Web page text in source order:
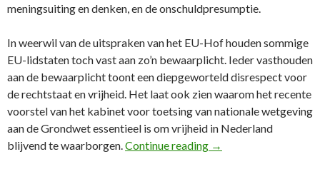
meningsuiting en denken, en de onschuldpresumptie.
In weerwil van de uitspraken van het EU-Hof houden sommige
EU-lidstaten toch vast aan zo’n bewaarplicht. Ieder vasthouden
aan de bewaarplicht toont een diepgeworteld disrespect voor
de rechtstaat en vrijheid. Het laat ook zien waarom het recente
voorstel van het kabinet voor toetsing van nationale wetgeving
aan de Grondwet essentieel is om vrijheid in Nederland
blijvend te waarborgen. Continue reading 102e FD Column:
→